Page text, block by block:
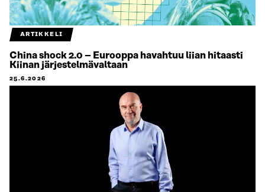
ARTIKKELI
China shock 2.0 – Eurooppa havahtuu liian hitaasti
Kiinan järjestelmävaltaan
25.6.2026